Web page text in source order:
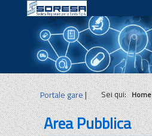
Portale gare| Sei qui:Home
Area Pubblica